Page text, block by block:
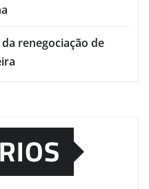
renegociação de